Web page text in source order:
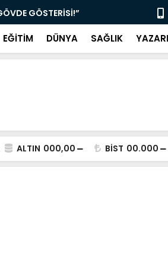
GÖSTERİSİ!”
EĞİTİM DÜNYA SAĞLIK
ALTIN 000,00 BİST 00.000